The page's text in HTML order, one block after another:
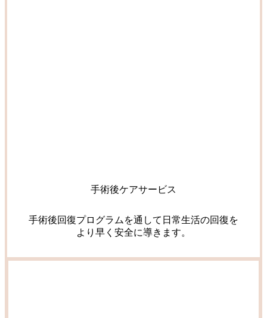
手術後ケアサービス
手術後回復プログラムを通して日常生活の回復を
より早く安全に導きます。